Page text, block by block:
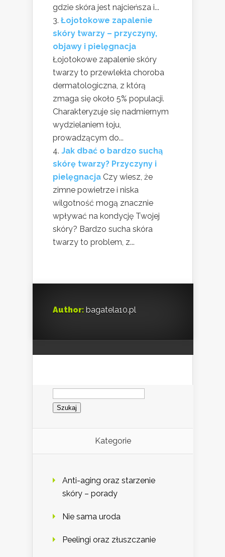
gdzie skóra jest najcieńsza i...
Łojotokowe zapalenie
skóry twarzy – przyczyny,
objawy i pielęgnacja
Łojotokowe zapalenie skóry
twarzy to przewlekła choroba
dermatologiczna, z którą
zmaga się około 5% populacji.
Charakteryzuje się nadmiernym
wydzielaniem łoju,
prowadzącym do...
Jak dbać o bardzo suchą
skórę twarzy? Przyczyny i
pielęgnacja Czy wiesz, że
zimne powietrze i niska
wilgotność mogą znacznie
wpływać na kondycję Twojej
skóry? Bardzo sucha skóra
twarzy to problem, z...
Author: bagatela10.pl
Szukaj:
Kategorie
Anti-aging oraz starzenie
skóry – porady
Nie sama uroda
Peelingi oraz złuszczanie